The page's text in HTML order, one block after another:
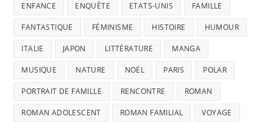
ENFANCE ENQUÊTE ETATS-UNIS FAMILLE
FANTASTIQUE FÉMINISME HISTOIRE HUMOUR
ITALIE JAPON LITTÉRATURE MANGA
MUSIQUE NATURE NOËL PARIS POLAR
PORTRAIT DE FAMILLE RENCONTRE ROMAN
ROMAN ADOLESCENT ROMAN FAMILIAL VOYAGE